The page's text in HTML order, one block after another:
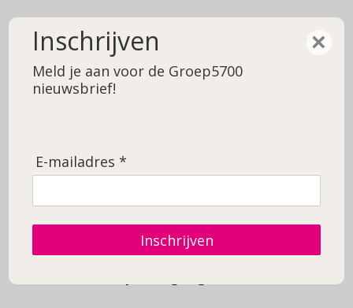
Opleiding afgerond!
En direct toegepast
in de praktijk
×
Inschrijven
Meld je aan voor de Groep5700
nieuwsbrief!
E-mailadres *
Inschrijven